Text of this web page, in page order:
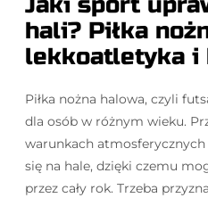
hali? Piłka
lekkoatletyka i
Piłka nożna halowa, czyli
dla osób w różnym wieku.
warunkach
się na hale, dzięki czemu
przez cały rok. Trzeba